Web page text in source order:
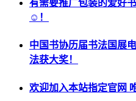
有需要推广包装的爱好
☺！
中国书协历届书法国展
法获大奖！
欢迎加入本站指定官网